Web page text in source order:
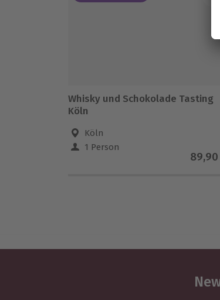
Whisky und Schokolade Tasting
Köln
Köln
1 Person